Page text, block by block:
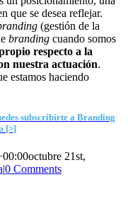
que se desea reflejar.
(gestión de la
branding cuando somos
respecto a la
nuestra actuación.
estamos haciendo
subscribirte a Branding
[>]
octubre 21st,
|0 Comments